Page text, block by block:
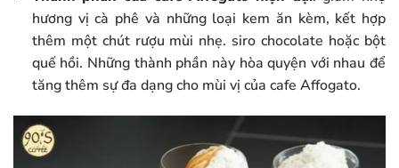
hương vị cà phê và những loại kem ăn kèm, kết hợp
thêm một chút rượu mùi nhẹ. siro chocolate hoặc bột
quế hồi. Những thành phần này hòa quyện với nhau để
tăng thêm sự đa dạng cho mùi vị của cafe Affogato.